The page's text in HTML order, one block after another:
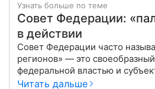
Узнать больше по теме
Совет Федерации:
в действии
Совет Федерации часто
регионов» — это
федеральной властью и
Федерации. Если
Читать дальше